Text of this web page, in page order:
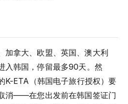
加拿大、欧盟、英国、澳大利
入韩国，停留最多90天。然
K-ETA（韩国电子旅行授权）要
消——在您出发前在韩国签证门